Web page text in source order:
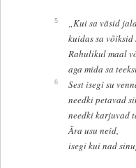
5
„Kui sa väsid
kuidas sa
Rahulikul maal
aga mida sa
6
Sest isegi su
needki petavad
needki karjuvad
Ära usu neid,
isegi kui nad